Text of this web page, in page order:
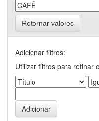
Retornar valores
Adicionar filtros:
Utilizar filtros para refinar